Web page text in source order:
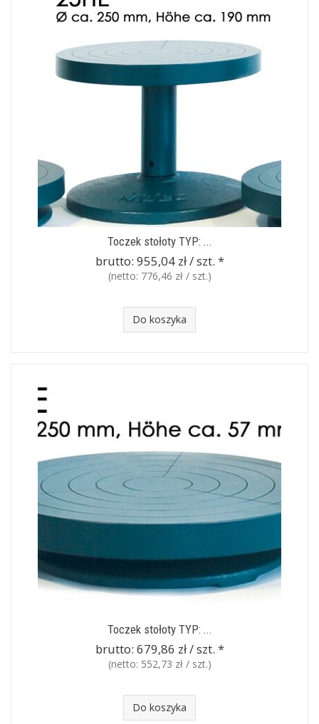
Toczek stołoty TYP: ...
brutto: 955,04 zł / szt. *
(netto: 776,46 zł / szt.)
Do koszyka
Toczek stołoty TYP: ...
brutto: 679,86 zł / szt. *
(netto: 552,73 zł / szt.)
Do koszyka